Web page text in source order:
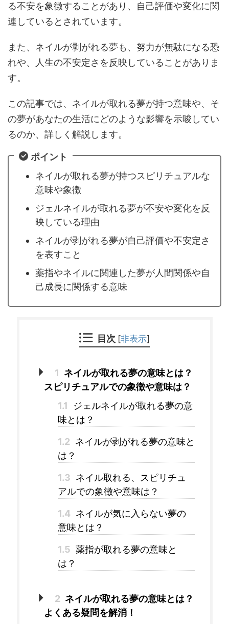
る不安を象徴することがあり、自己評価や変化に関
連しているとされています。
また、ネイルが剥がれる夢も、努力が無駄になる恐
れや、人生の不安定さを反映していることがありま
す。
この記事では、ネイルが取れる夢が持つ意味や、そ
の夢があなたの生活にどのような影響を示唆してい
るのか、詳しく解説します。
ポイント
ネイルが取れる夢が持つスピリチュアルな
意味や象徴
ジェルネイルが取れる夢が不安や変化を反
映している理由
ネイルが剥がれる夢が自己評価や不安定さ
を表すこと
薬指やネイルに関連した夢が人間関係や自
己成長に関係する意味
目次 [非表示]
1 ネイルが取れる夢の意味とは？
スピリチュアルでの象徴や意味は？
1.1
ジェルネイルが取れる夢の意
味とは？
1.2 ネイルが剥がれる夢の意味と
は？
1.3 ネイル取れる、スピリチュ
アルでの象徴や意味は？
1.4 ネイルが気に入らない夢の
意味とは？
1.5 薬指が取れる夢の意味と
は？
2 ネイルが取れる夢の意味とは？
よくある疑問を解消！